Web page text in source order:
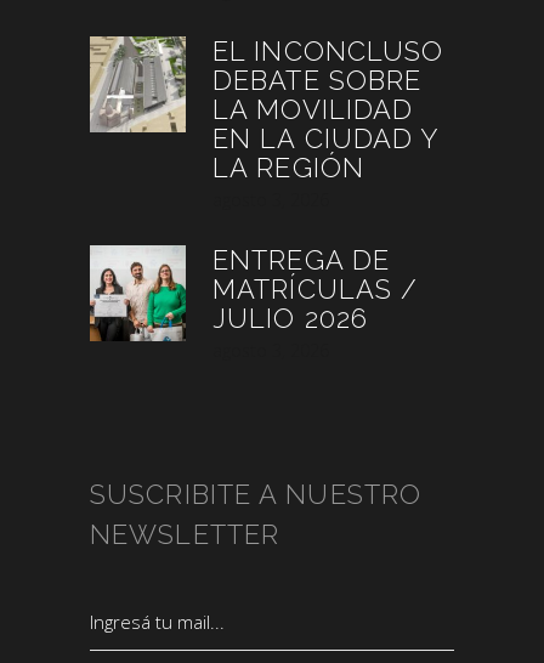
EL INCONCLUSO
DEBATE SOBRE
LA MOVILIDAD
EN LA CIUDAD Y
LA REGIÓN
ENTREGA DE
MATRÍCULAS /
JULIO 2026
SUSCRIBITE A NUESTRO
NEWSLETTER